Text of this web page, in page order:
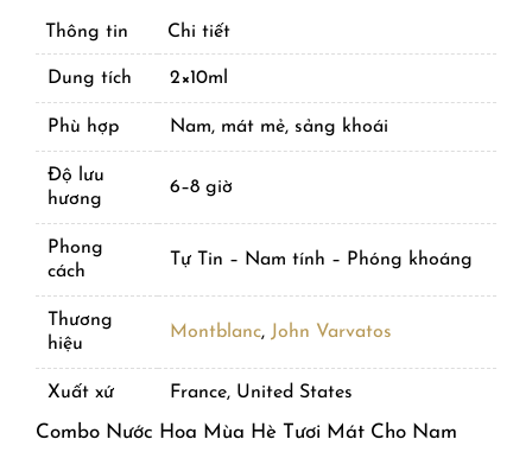
was:
520,000VNĐ.
Thông tin Chi tiết
Dung tích 2×10ml
Phù hợp Nam, mát mẻ, sảng khoái
Độ lưu
hương
6–8 giờ
Phong
cách
Tự Tin – Nam tính – Phóng khoáng
Thương
hiệu
Montblanc, John Varvatos
Xuất xứ France, United States
Combo Nước Hoa Mùa Hè Tươi Mát Cho Nam